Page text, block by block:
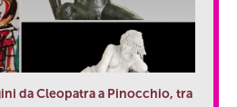
da Cleopatra a Pinocchio, tra